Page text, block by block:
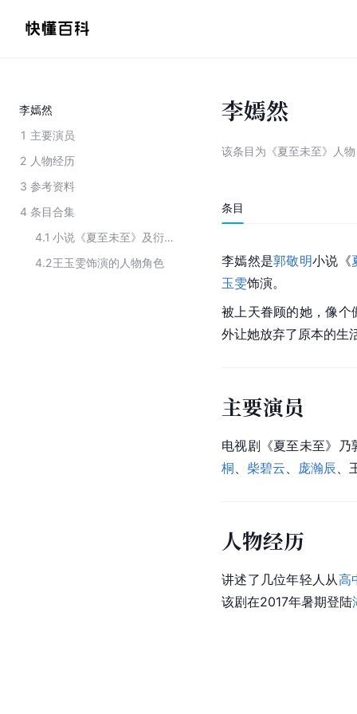
李嫣然
1 主要演员
2 人物经历
3 参考资料
4 条目合集
4.1
小说《夏至未至》及衍生作品中的人物
4.2王玉雯饰演的人物角色
李嫣然
该条目为 《夏至未至》人物
条目
李嫣然是郭敬明小说《
玉雯饰演。
被上天眷顾的她，像
外让她放弃了原本的生
主要演员
电视剧《夏至未至》
桐
柴碧云 庞瀚辰
人物经历
讲述了几位年轻人从高
该剧在2017年暑期登陆